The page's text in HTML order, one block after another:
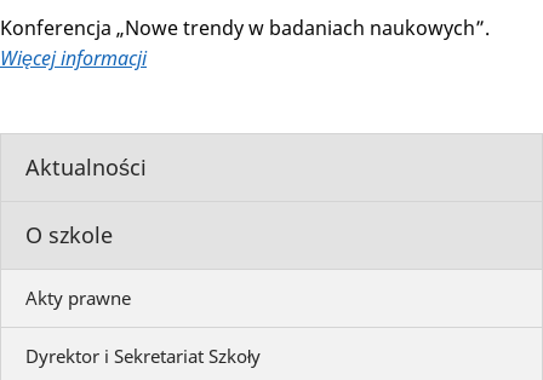
Aktualności
O szkole
Akty prawne
Dyrektor i Sekretariat Szkoły
Konferencja „Nowe trendy w badaniach naukowych”.
Więcej informacji